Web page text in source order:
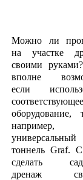
Можно ли
на участке
своими
вполне
если
соответствующее
оборудование,
например,
универсальный
тоннель Graf.
сделать
дренаж